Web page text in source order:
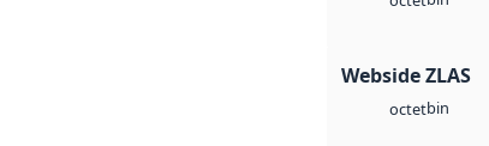
Webside ZLAS
octetbin